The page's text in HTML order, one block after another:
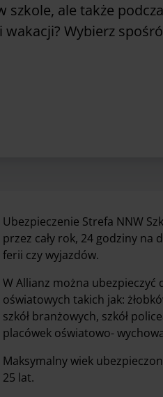
szkole, ale także
Wybierz
Ubezpieczenie Strefa NNW
przez cały rok, 24 godziny na
ferii czy wyjazdów.
W Allianz można
oświatowych takich jak:
szkół branżowych, szkół
placówek oświatowo-
Maksymalny wiek
25 lat.